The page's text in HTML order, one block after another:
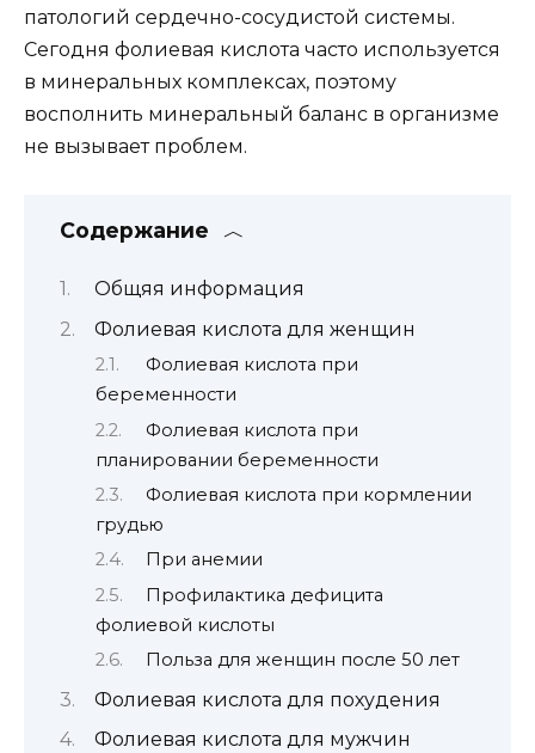
патологий сердечно-сосудистой системы.
Сегодня фолиевая кислота часто используется
в минеральных комплексах, поэтому
восполнить минеральный баланс в организме
не вызывает проблем.
Содержание
Общяя информация
Фолиевая кислота для женщин
Фолиевая кислота при
беременности
Фолиевая кислота при
планировании беременности
Фолиевая кислота при кормлении
грудью
При анемии
Профилактика дефицита
фолиевой кислоты
Польза для женщин после 50 лет
Фолиевая кислота для похудения
Фолиевая кислота для мужчин